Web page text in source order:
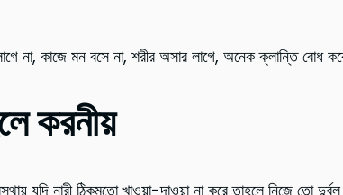
না, কাজে মন বসে না, শরীর অসার লাগে, অনেক ক্লান্তি বোধ
করনীয়
যদি নারী ঠিকমতো খাওয়া-দাওয়া না করে তাহলে নিজে তো